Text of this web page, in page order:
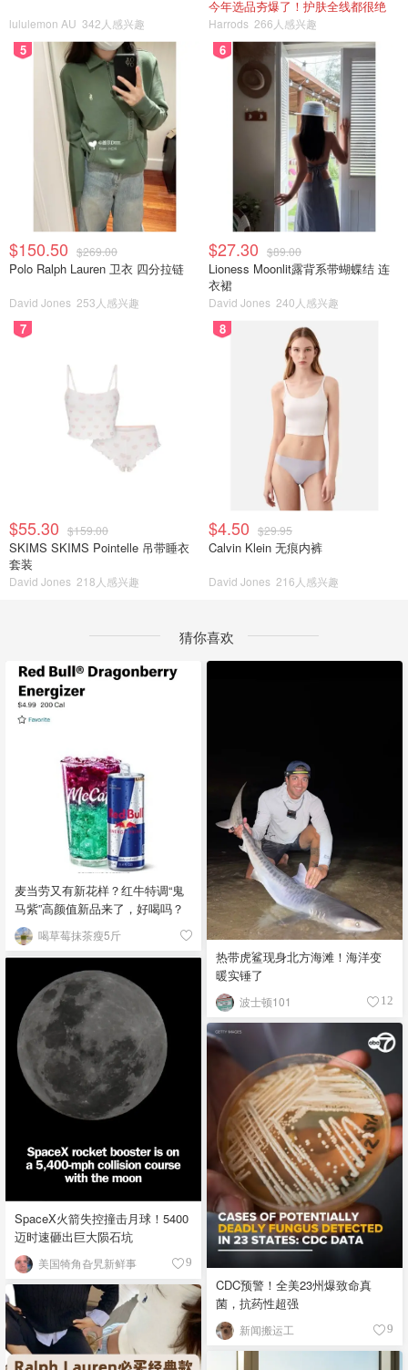
lululemon AU 342人感兴趣
今年选品夯爆了！护肤全线都很绝
Harrods 266人感兴趣
5
$150.50 $269.00
Polo Ralph Lauren 卫衣 四分拉链
David Jones 253人感兴趣
6
$27.30 $89.00
Lioness Moonlit露背系带蝴蝶结 连
衣裙
David Jones 240人感兴趣
7
$55.30 $159.00
SKIMS SKIMS Pointelle 吊带睡衣
套装
David Jones 218人感兴趣
8
$4.50 $29.95
Calvin Klein 无痕内裤
David Jones 216人感兴趣
猜你喜欢
麦当劳又有新花样？红牛特调“鬼
马紫”高颜值新品来了，好喝吗？
喝草莓抹茶瘦5斤
热带虎鲨现身北方海滩！海洋变
暖实锤了
波士顿101 12
SpaceX火箭失控撞击月球！5400
迈时速砸出巨大陨石坑
美国犄角旮旯新鲜事 9
CDC预警！全美23州爆致命真
菌，抗药性超强
新闻搬运工 9